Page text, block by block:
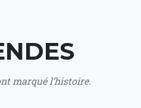
marqué l’histoire.